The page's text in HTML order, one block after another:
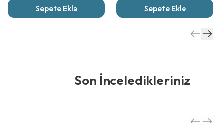
Sepete Ekle Sepete Ekle
Son İnceledikleriniz